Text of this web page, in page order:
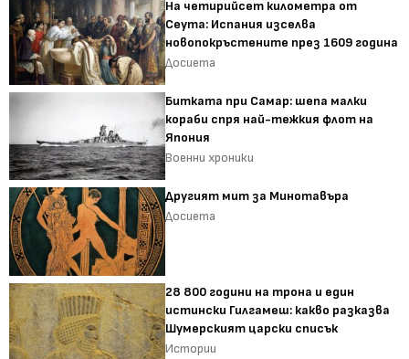
На четирийсет километра от
Сеута: Испания изселва
новопокръстените през 1609 година
Досиета
Битката при Самар: шепа малки
кораби спря най-тежкия флот на
Япония
Военни хроники
Другият мит за Минотавъра
Досиета
28 800 години на трона и един
истински Гилгамеш: какво разказва
Шумерският царски списък
Истории